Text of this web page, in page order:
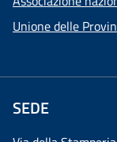
Unione delle
SEDE